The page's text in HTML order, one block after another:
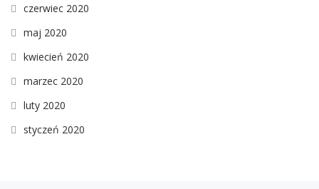
czerwiec 2020
maj 2020
kwiecień 2020
marzec 2020
luty 2020
styczeń 2020